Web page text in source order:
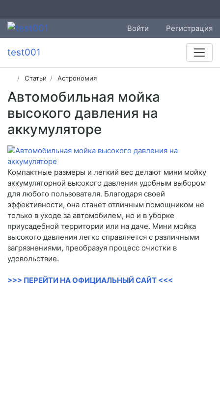
Войти Регистрация
test001
Статьи Астрономия
Автомобильная мойка
высокого давления на
аккумуляторе
Компактные размеры и легкий вес делают мини мойку
аккумуляторной высокого давления удобным выбором
для любого пользователя. Благодаря своей
эффективности, она станет отличным помощником не
только в уходе за автомобилем, но и в уборке
приусадебной территории или на даче. Мини мойка
высокого давления легко справляется с различными
загрязнениями, преобразуя процесс очистки в
удовольствие.
>>> ПЕРЕЙТИ НА ОФИЦИАЛЬНЫЙ САЙТ <<<